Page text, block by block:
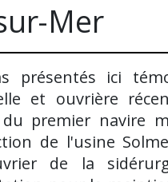
Mer
présentés ici
et ouvrière
du premier navire
de l'usine
de la